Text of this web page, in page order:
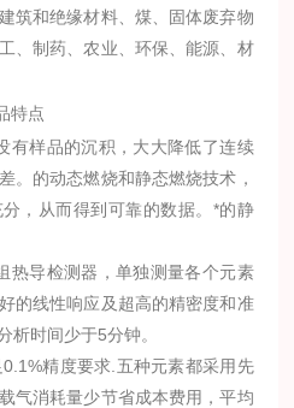
筑和绝缘材料、煤、固体废弃物
、制药、农业、环保、能源、材
特点
有样品的沉积，大大降低了连续
。的动态燃烧和静态燃烧技术，
，从而得到可靠的数据。*的静
热导检测器，单独测量各个元素
的线性响应及超高的精密度和准
析时间少于5分钟。
精度要求.五种元素都采用先
气消耗量少节省成本费用，平均